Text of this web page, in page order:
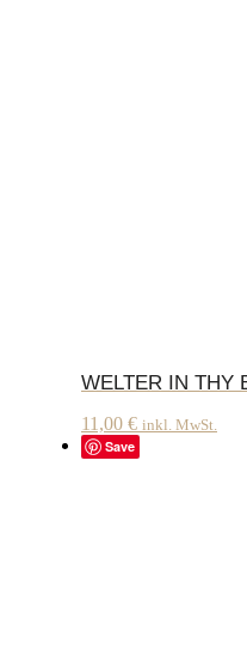
WELTER IN THY
11,00 € inkl. MwSt.
Save